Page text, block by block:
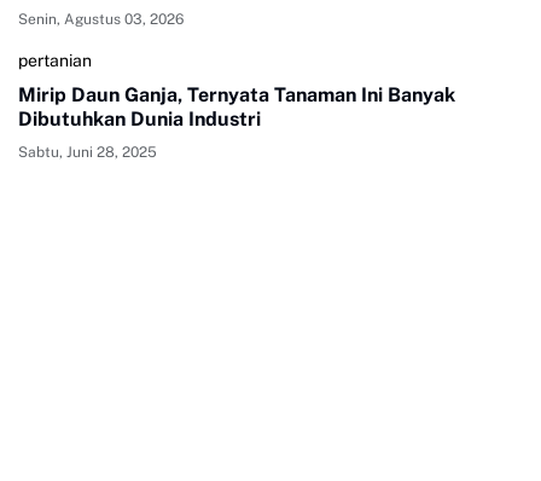
Senin, Agustus 03, 2026
pertanian
Mirip Daun Ganja, Ternyata Tanaman Ini Banyak
Dibutuhkan Dunia Industri
Sabtu, Juni 28, 2025